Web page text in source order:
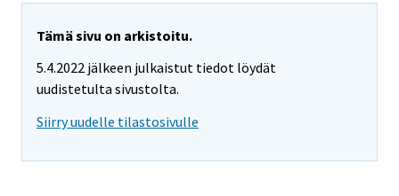
Tämä sivu on arkistoitu.
5.4.2022 jälkeen julkaistut tiedot löydät
uudistetulta sivustolta.
Siirry uudelle tilastosivulle